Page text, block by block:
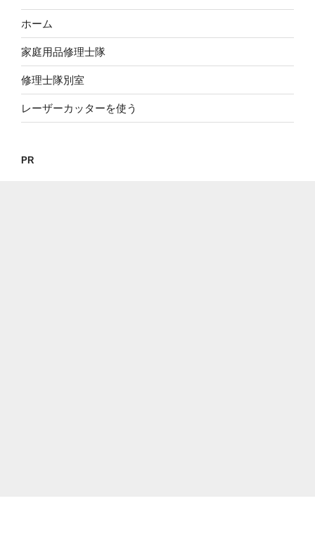
ホーム
家庭用品修理士隊
修理士隊別室
レーザーカッターを使う
PR